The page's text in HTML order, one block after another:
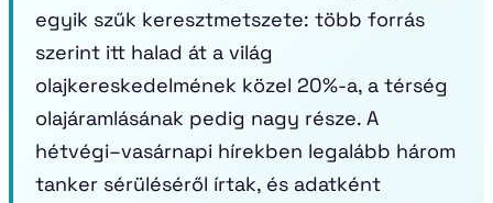
egyik szűk keresztmetszete: több forrás
szerint itt halad át a világ
olajkereskedelmének közel 20%-a, a térség
olajáramlásának pedig nagy része. A
hétvégi–vasárnapi hírekben legalább három
tanker sérüléséről írtak, és adatként